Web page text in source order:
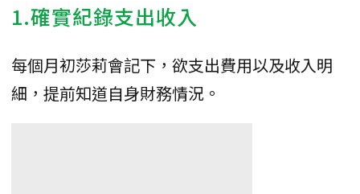
1.確實紀錄支出收入
每個月初莎莉會記下，欲支出費用以及收入明
細，提前知道自身財務情況。